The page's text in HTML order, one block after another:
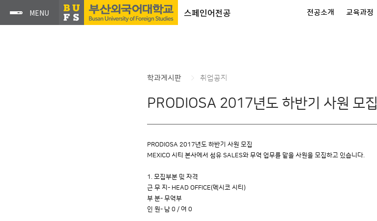
스페인어전공 전공소개 교육과정
학과게시판 취업공지
PRODIOSA 2017년도 하반기 사원 모집
PRODIOSA 2017년도 하반기 사원 모집
MEXICO 시티 본사에서 섬유 SALES와 무역 업무를 맡을 사원을 모집하고 있습니다.
1. 모집부분 및 자격
근 무 지- HEAD OFFICE(멕시코 시티)
부 분- 무역부
인 원- 남 0 / 여 0